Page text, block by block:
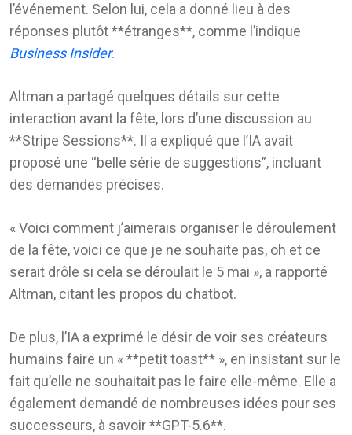
l’événement. Selon lui, cela a donné lieu à des
réponses plutôt **étranges**, comme l’indique
Business Insider.
Altman a partagé quelques détails sur cette
interaction avant la fête, lors d’une discussion au
**Stripe Sessions**. Il a expliqué que l’IA avait
proposé une “belle série de suggestions”, incluant
des demandes précises.
« Voici comment j’aimerais organiser le déroulement
de la fête, voici ce que je ne souhaite pas, oh et ce
serait drôle si cela se déroulait le 5 mai », a rapporté
Altman, citant les propos du chatbot.
De plus, l’IA a exprimé le désir de voir ses créateurs
humains faire un « **petit toast** », en insistant sur le
fait qu’elle ne souhaitait pas le faire elle-même. Elle a
également demandé de nombreuses idées pour ses
successeurs, à savoir **GPT-5.6**.